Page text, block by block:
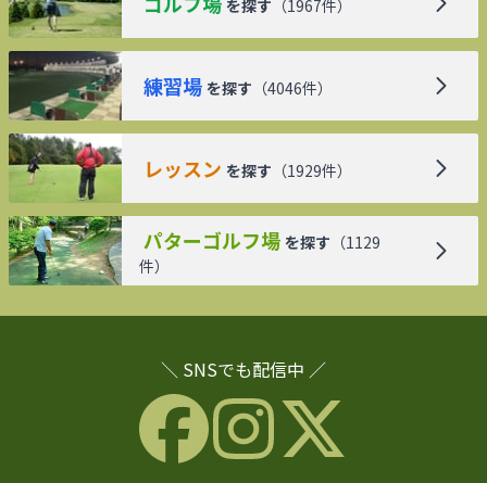
を探す （1967件）
練習場 を探す （4046件）
レッスン を探す （1929件）
パターゴルフ場 を探す （1129
件）
＼ SNSでも配信中 ／